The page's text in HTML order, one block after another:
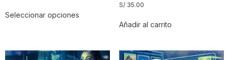
Seleccionar opciones
S/35.00
Añadir al carrito